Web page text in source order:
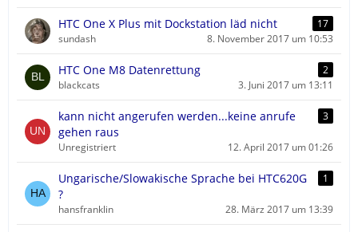
HTC One X Plus mit Dockstation läd nicht
17
sundash
8. November 2017 um 10:53
HTC One M8 Datenrettung
2
blackcats
3. Juni 2017 um 13:11
kann nicht angerufen werden...keine anrufe
gehen raus
3
Unregistriert 12. April 2017 um 01:26
Ungarische/Slowakische Sprache bei HTC620G
?
1
hansfranklin 28. März 2017 um 13:39